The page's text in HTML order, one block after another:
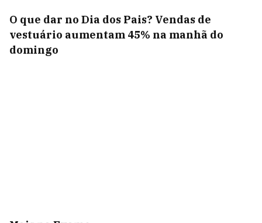
O que dar no Dia dos Pais? Vendas de
vestuário aumentam 45% na manhã do
domingo